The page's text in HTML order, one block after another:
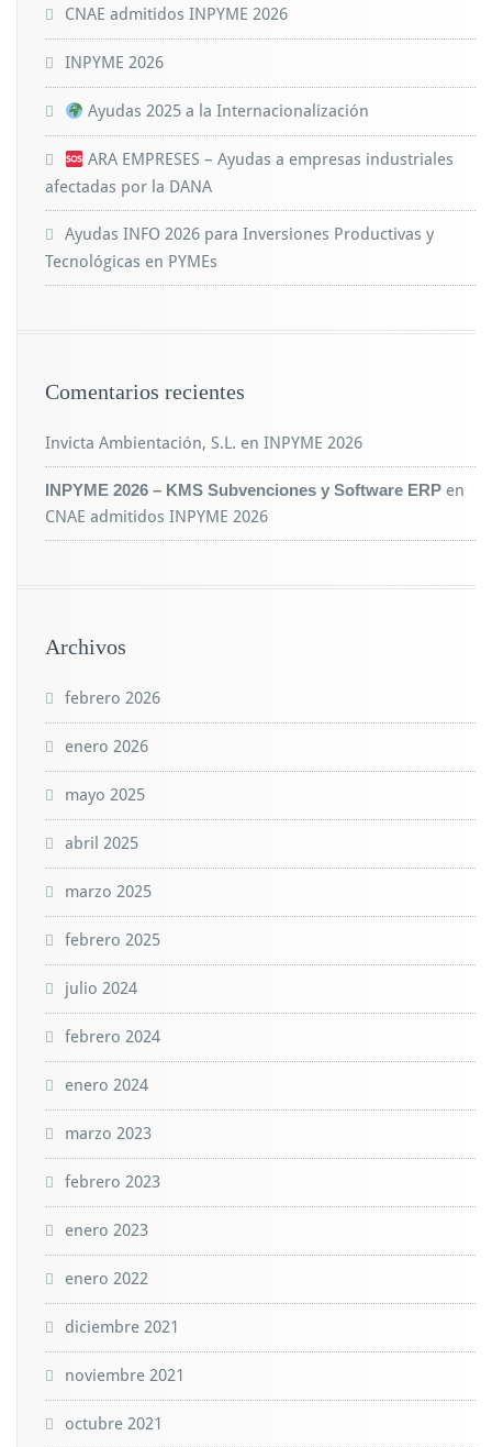
CNAE admitidos INPYME 2026
INPYME 2026
Ayudas 2025 a la Internacionalización
ARA EMPRESES – Ayudas a empresas industriales
afectadas por la DANA
Ayudas INFO 2026 para Inversiones Productivas y
Tecnológicas en PYMEs
Comentarios recientes
Invicta Ambientación, S.L. en INPYME 2026
INPYME 2026 – KMS Subvenciones y Software ERP en
CNAE admitidos INPYME 2026
Archivos
febrero 2026
enero 2026
mayo 2025
abril 2025
marzo 2025
febrero 2025
julio 2024
febrero 2024
enero 2024
marzo 2023
febrero 2023
enero 2023
enero 2022
diciembre 2021
noviembre 2021
octubre 2021